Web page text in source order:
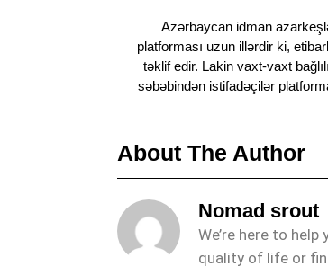
Azərbaycan idman
platforması uzun illərdir ki,
təklif edir. Lakin vaxt-vaxt
səbəbindən istifadəçilər
About The Author
Nomad srout
We’re here to
quality of life or